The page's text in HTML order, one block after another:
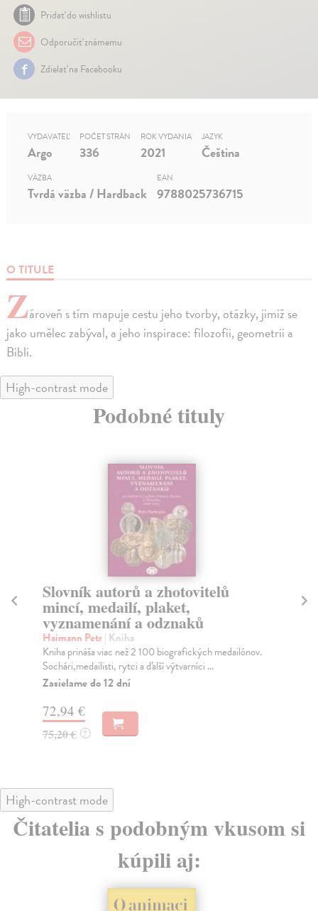
Pridať do wishlistu
Odporučiť známemu
Zdielať na Facebooku
O TITULE
Zároveň s tím mapuje cestu jeho tvorby, otázky, jimiž se
jako umělec zabýval, a jeho inspirace: filozofii, geometrii a
Bibli.
VYDAVATEĽ
Argo
POČET STRÁN
336
ROK VYDANIA
2021
JAZYK
Čeština
VÄZBA
Tvrdá väzba / Hardback
EAN
9788025736715
High-contrast mode
Podobné tituly
Slovník autorů a zhotovitelů
mincí, medailí, plaket,
vyznamenání a odznaků
Haimann Petr| Kniha
Kniha prináša viac než 2 100 biografických medailónov.
Sochári,medailisti, rytci a ďalší výtvarníci ...
Zasielame do 12 dní
72,94 €
75,20 € ?
High-contrast mode
Čitatelia s podobným vkusom si
kúpili aj: